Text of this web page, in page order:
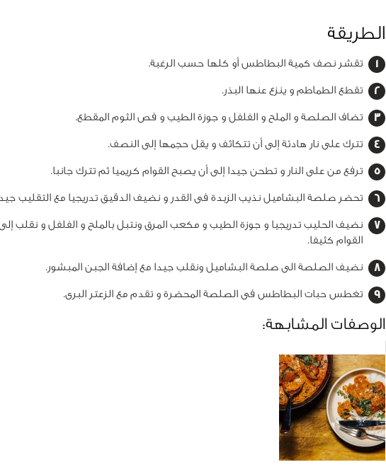
الطريقة
تقشر نصف كمية البطاطس أو كلها حسب الرغبة.
تقطع الطماطم و ينزع عنها البذر.
تضاف الصلصة و الملح و الفلفل و جوزة الطيب و فص الثوم المقطع.
تترك على نار هادئة إلى أن تتكاثف و يقل حجمها إلى النصف.
ترفع من على النار و تطحن جيدا إلى أن يصبح القوام كريميا ثم تترك جانبا.
تحضر صلصة البشاميل نذيب الزبدة فى القدر و نضيف الدقيق تدريجيا مع التقليب
نضيف الحليب تدريجيا و جوزة الطيب و مكعب المرق ونتبل بالملح و الفلفل و نقلب
القوام كثيفا.
نضيف الصلصة الى صلصة البشاميل ونقلب جيدا مع إضافة الجبن المبشور.
تغطس حبات البطاطس فى الصلصة المحضرة و تقدم مع الزعتر البرى.
الوصفات المشابهة: